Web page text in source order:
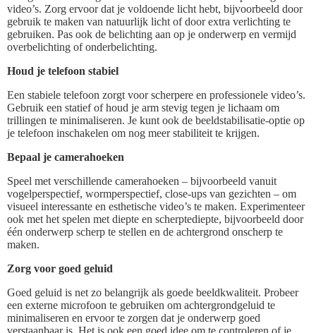
video’s. Zorg ervoor dat je voldoende licht hebt, bijvoorbeeld door
gebruik te maken van natuurlijk licht of door extra verlichting te
gebruiken. Pas ook de belichting aan op je onderwerp en vermijd
overbelichting of onderbelichting.
Houd je telefoon stabiel
Een stabiele telefoon zorgt voor scherpere en professionele video’s.
Gebruik een statief of houd je arm stevig tegen je lichaam om
trillingen te minimaliseren. Je kunt ook de beeldstabilisatie-optie op
je telefoon inschakelen om nog meer stabiliteit te krijgen.
Bepaal je camerahoeken
Speel met verschillende camerahoeken – bijvoorbeeld vanuit
vogelperspectief, wormperspectief, close-ups van gezichten – om
visueel interessante en esthetische video’s te maken. Experimenteer
ook met het spelen met diepte en scherptediepte, bijvoorbeeld door
één onderwerp scherp te stellen en de achtergrond onscherp te
maken.
Zorg voor goed geluid
Goed geluid is net zo belangrijk als goede beeldkwaliteit. Probeer
een externe microfoon te gebruiken om achtergrondgeluid te
minimaliseren en ervoor te zorgen dat je onderwerp goed
verstaanbaar is. Het is ook een goed idee om te controleren of je